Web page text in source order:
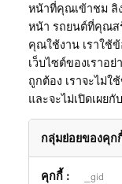
หน้าที่คุณเข้าชม ลิ
หน้า รถยนต์ที่คุณส
คุณใช้งาน เราใช้ข้
เว็บไซต์ของเราอย่
ถูกต้อง เราจะไม่
และจะไม่เปิดเผย
สถิติ
_gid